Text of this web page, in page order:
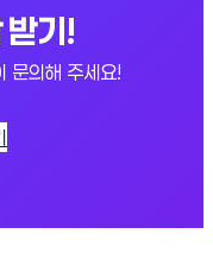
받기!
문의해 주세요!